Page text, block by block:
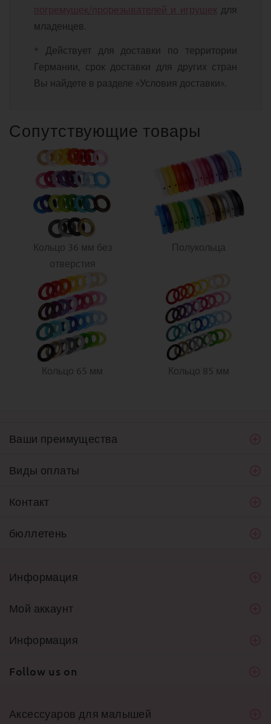
погремушек/прорезывателей и игрушек для
младенцев.
* Действует для доставки по территории
Германии, срок доставки для других стран
Вы найдете в разделе «Условия доставки».
Сопутствующие товары
Кольцо 36 мм без
отверстия
Полукольца
Кольцо 65 мм Кольцо 85 мм
Ваши преимущества
Виды оплаты
Контакт
бюллетень
Информация
Мой аккаунт
Информация
Follow us on
Аксессуаров для малышей